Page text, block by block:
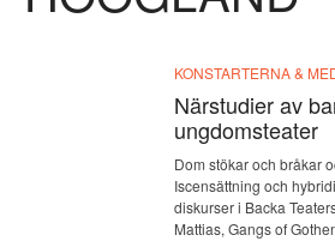
KONSTARTERNA &
Närstudier av
ungdomsteater
Dom stökar och bråkar
Iscensättning och
diskurser i Backa
Mattias, Gangs of